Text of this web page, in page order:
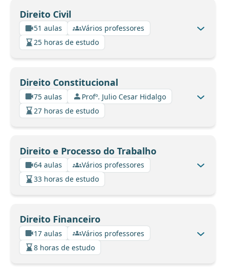
Direito Civil
51 aulas
Vários professores
25 horas de estudo
Direito Constitucional
75 aulas
Profº. Julio Cesar Hidalgo
27 horas de estudo
Direito e Processo do Trabalho
64 aulas
Vários professores
33 horas de estudo
Direito Financeiro
17 aulas
Vários professores
8 horas de estudo